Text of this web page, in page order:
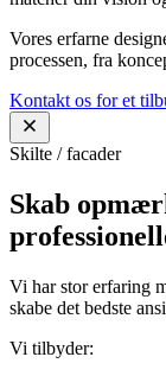
Vores erfarne
processen, fra
Kontakt os for et
Skilte / facader
Skab
Vi har stor erfaring
skabe det bedste
Vi tilbyder: